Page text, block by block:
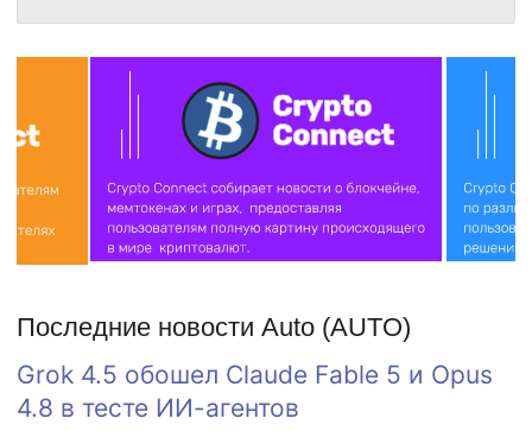
Последние новости Auto (AUTO)
Grok 4.5 обошел Claude Fable 5 и Opus
4.8 в тесте ИИ-агентов